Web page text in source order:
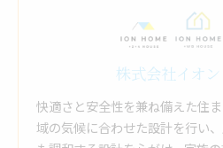
株式会社イオ
快適さと安全性を兼ね備えた住
域の気候に合わせた設計を行い